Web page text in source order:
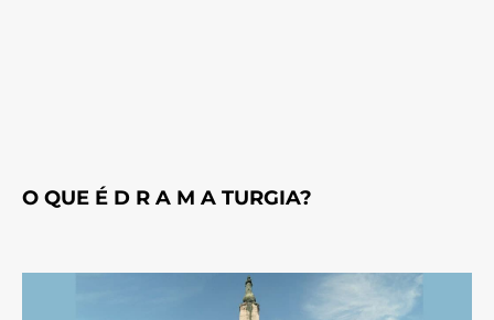
O QUE É D R A M A TURGIA?